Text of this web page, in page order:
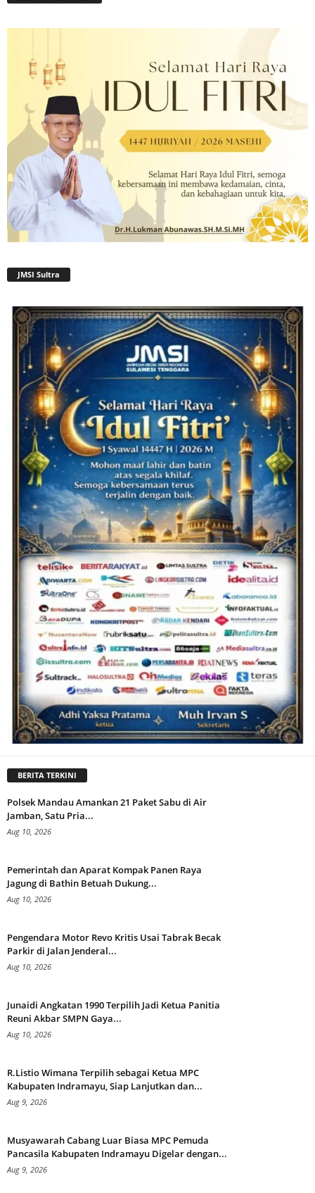
JMSI Sultra
BERITA TERKINI
Polsek Mandau Amankan 21 Paket Sabu di Air
Jamban, Satu Pria...
Aug 10, 2026
Pemerintah dan Aparat Kompak Panen Raya
Jagung di Bathin Betuah Dukung...
Aug 10, 2026
Pengendara Motor Revo Kritis Usai Tabrak Becak
Parkir di Jalan Jenderal...
Aug 10, 2026
Junaidi Angkatan 1990 Terpilih Jadi Ketua Panitia
Reuni Akbar SMPN Gaya...
Aug 10, 2026
R.Listio Wimana Terpilih sebagai Ketua MPC
Kabupaten Indramayu, Siap Lanjutkan dan...
Aug 9, 2026
Musyawarah Cabang Luar Biasa MPC Pemuda
Pancasila Kabupaten Indramayu Digelar dengan...
Aug 9, 2026